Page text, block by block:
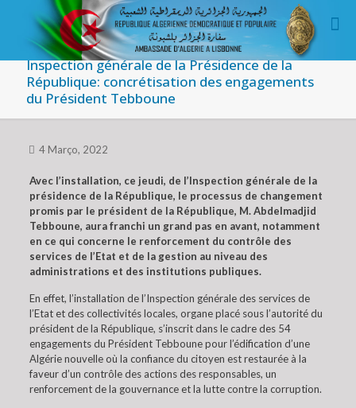
Inspection générale de la Présidence de la
République: concrétisation des engagements
du Président Tebboune
4 Março, 2022
Avec l’installation, ce jeudi, de l’Inspection générale de la
présidence de la République, le processus de changement
promis par le président de la République, M. Abdelmadjid
Tebboune, aura franchi un grand pas en avant, notamment
en ce qui concerne le renforcement du contrôle des
services de l’Etat et de la gestion au niveau des
administrations et des institutions publiques.
En effet, l’installation de l’Inspection générale des services de
l’Etat et des collectivités locales, organe placé sous l’autorité du
président de la République, s’inscrit dans le cadre des 54
engagements du Président Tebboune pour l’édification d’une
Algérie nouvelle où la confiance du citoyen est restaurée à la
faveur d’un contrôle des actions des responsables, un
renforcement de la gouvernance et la lutte contre la corruption.